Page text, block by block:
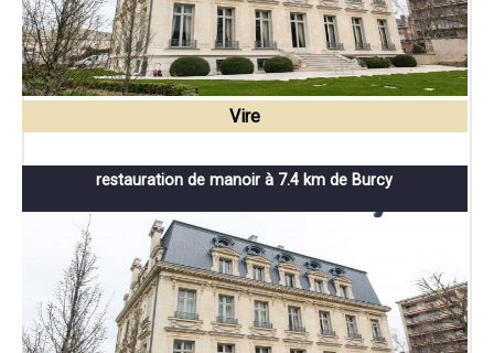
Vire
restauration de manoir à 7.4 km de Burcy